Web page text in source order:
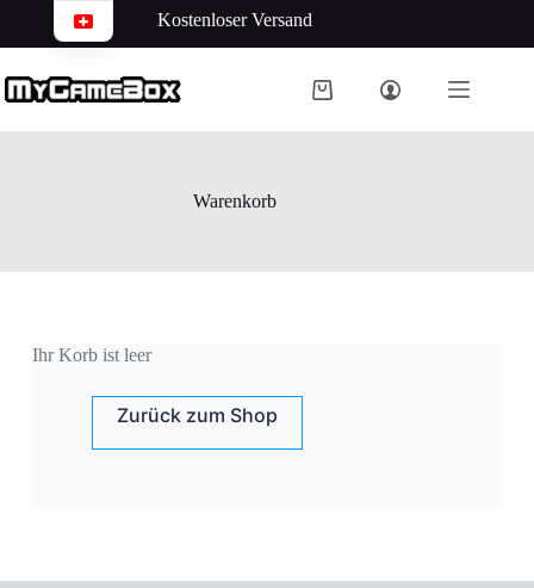
Kostenloser Versand
Warenkorb
Ihr Korb ist leer
Zurück zum Shop